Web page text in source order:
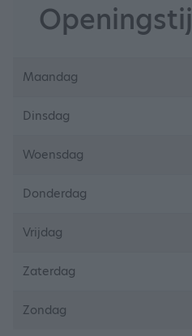
Maandag
Dinsdag
Woensdag
Donderdag
Vrijdag
Zaterdag
Zondag